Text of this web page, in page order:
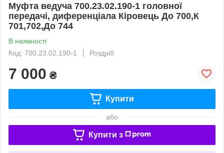
Муфта ведуча 700.23.02.190-1 головної
передачі, диференціала Кіровець До 700,К
701,702,До 744
В наявності
Код: 700.23.02.190-1
Роздріб
7 000 ₴
Купити
або
Купити з